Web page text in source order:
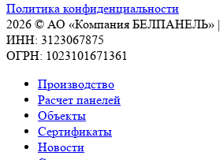
Политика конфиденциальности
2026 © АО «Компания БЕЛПАНЕЛЬ» |
ИНН: 3123067875
ОГРН: 1023101671361
Производство
Расчет панелей
Объекты
Сертификаты
Новости